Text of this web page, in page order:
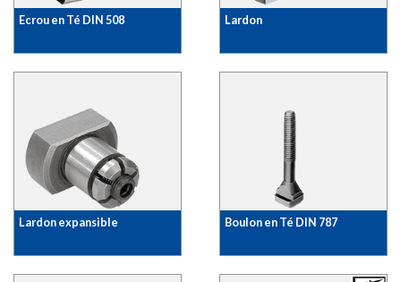
Ecrou en Té DIN 508 Lardon
Lardon expansible Boulon en Té DIN 787